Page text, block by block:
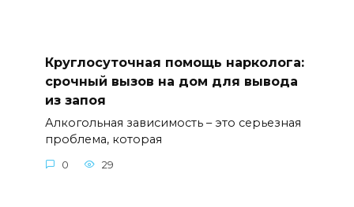
Круглосуточная помощь нарколога:
срочный вызов на дом для вывода
из запоя
Алкогольная зависимость – это серьезная
проблема, которая
0 29